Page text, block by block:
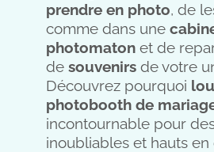
prendre en photo, de
comme dans une
photomaton et de
de souvenirs de votre
Découvrez pourquoi
photobooth de
incontournable pour
inoubliables et hauts en